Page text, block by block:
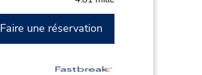
Faire une réservation